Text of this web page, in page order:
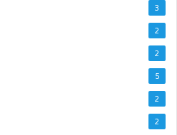
3
2
2
5
2
2